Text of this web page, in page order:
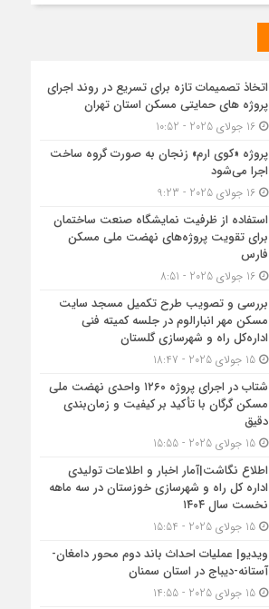
اتخاذ تصمیمات تازه برای تسریع در روند اجرای
پروژه های حمایتی مسکن استان تهران
16 جولای 2025 - 10:52
پروژه «کوی ارم» زنجان به صورت گروه ساخت
اجرا می‌شود
16 جولای 2025 - 9:23
استفاده از ظرفیت نمایشگاه صنعت ساختمان
برای تقویت پروژه‌های نهضت ملی مسکن
فارس
16 جولای 2025 - 8:51
بررسی و تصویب طرح تکمیل مسجد سایت
مسکن مهر انبارالوم در جلسه کمیته فنی
اداره‌کل راه و شهرسازی گلستان
15 جولای 2025 - 18:47
شتاب در اجرای پروژه ۱۲۶۰ واحدی نهضت ملی
مسکن گرگان با تأکید بر کیفیت و زمان‌بندی
دقیق
15 جولای 2025 - 15:55
اطلاع نگاشت|آمار اخبار و اطلاعات تولیدی
اداره کل راه و شهرسازی خوزستان در سه ماهه
نخست سال ۱۴۰۴
15 جولای 2025 - 15:54
ویدیو| عملیات احداث باند دوم محور دامغان-
آستانه-دیباج در استان سمنان
15 جولای 2025 - 14:55